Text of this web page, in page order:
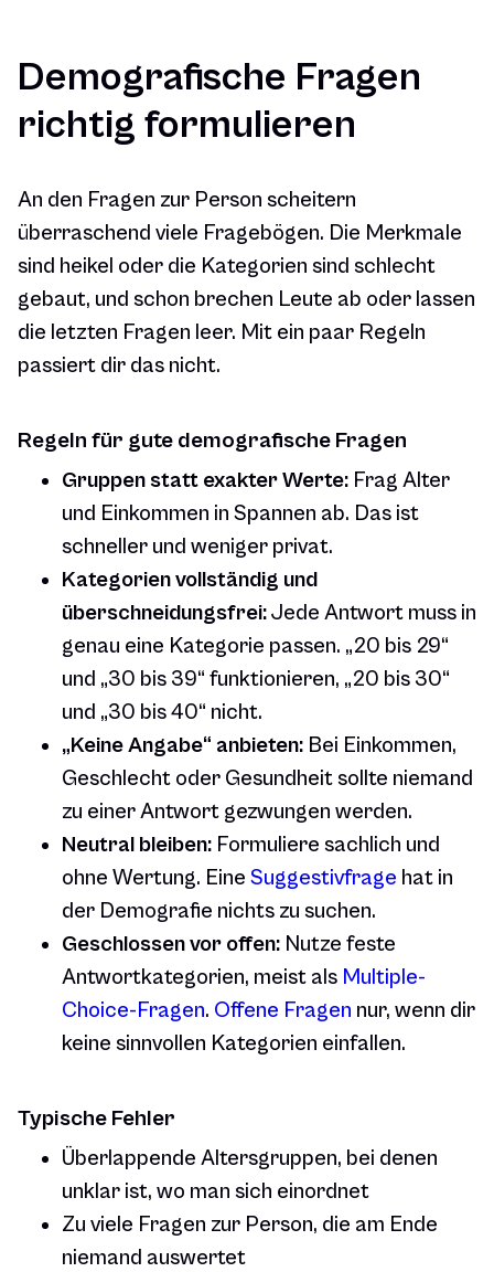
Demografische Fragen
richtig formulieren
An den Fragen zur Person scheitern
überraschend viele Fragebögen. Die Merkmale
sind heikel oder die Kategorien sind schlecht
gebaut, und schon brechen Leute ab oder lassen
die letzten Fragen leer. Mit ein paar Regeln
passiert dir das nicht.
Regeln für gute demografische Fragen
Gruppen statt exakter Werte: Frag Alter
und Einkommen in Spannen ab. Das ist
schneller und weniger privat.
Kategorien vollständig und
überschneidungsfrei:Jede Antwort muss in
genau eine Kategorie passen. „20 bis 29“
und „30 bis 39“ funktionieren, „20 bis 30“
und „30 bis 40“ nicht.
„Keine Angabe“ anbieten: Bei Einkommen,
Geschlecht oder Gesundheit sollte niemand
zu einer Antwort gezwungen werden.
Neutral bleiben: Formuliere sachlich und
ohne Wertung. Eine Suggestivfrage hat in
der Demografie nichts zu suchen.
Geschlossen vor offen: Nutze feste
Antwortkategorien, meist als Multiple-
Choice-Fragen. Offene Fragen nur, wenn dir
keine sinnvollen Kategorien einfallen.
Typische Fehler
Überlappende Altersgruppen, bei denen
unklar ist, wo man sich einordnet
Zu viele Fragen zur Person, die am Ende
niemand auswertet